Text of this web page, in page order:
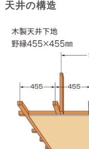
天井の構造